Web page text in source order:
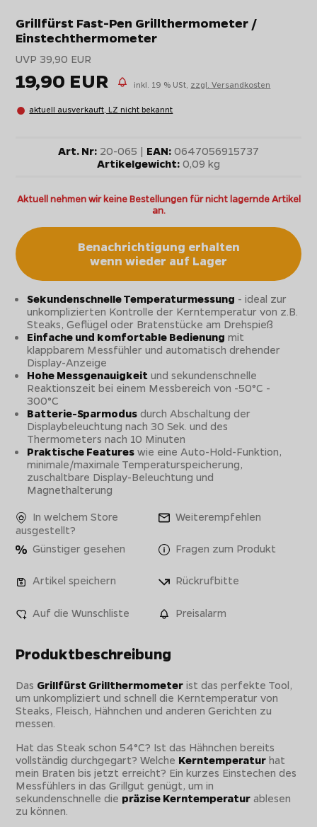
Grillfürst Fast-Pen Grillthermometer /
Einstechthermometer
UVP 39,90 EUR
19,90 EUR inkl. 19 % USt, zzgl. Versandkosten
aktuell ausverkauft, LZ nicht bekannt
Art. Nr: 20-065 | EAN: 0647056915737
Artikelgewicht: 0,09 kg
Aktuell nehmen wir keine Bestellungen für nicht lagernde Artikel
an.
Benachrichtigung erhalten
wenn wieder auf Lager
Sekundenschnelle Temperaturmessung - ideal zur
unkomplizierten Kontrolle der Kerntemperatur von z.B.
Steaks, Geflügel oder Bratenstücke am Drehspieß
Einfache und komfortable Bedienung mit
klappbarem Messfühler und automatisch drehender
Display-Anzeige
Hohe Messgenauigkeit und sekundenschnelle
Reaktionszeit bei einem Messbereich von -50°C -
300°C
Batterie-Sparmodus durch Abschaltung der
Displaybeleuchtung nach 30 Sek. und des
Thermometers nach 10 Minuten
Praktische Features wie eine Auto-Hold-Funktion,
minimale/maximale Temperaturspeicherung,
zuschaltbare Display-Beleuchtung und
Magnethalterung
In welchem Store
ausgestellt?
Weiterempfehlen
Günstiger gesehen Fragen zum Produkt
Artikel speichern Rückrufbitte
Auf die Wunschliste Preisalarm
Produktbeschreibung
Das Grillfürst Grillthermometer ist das perfekte Tool,
um unkompliziert und schnell die Kerntemperatur von
Steaks, Fleisch, Hähnchen und anderen Gerichten zu
messen.
Hat das Steak schon 54°C? Ist das Hähnchen bereits
vollständig durchgegart? Welche Kerntemperatur hat
mein Braten bis jetzt erreicht? Ein kurzes Einstechen des
Messfühlers in das Grillgut genügt, um in
sekundenschnelle die präzise Kerntemperatur ablesen
zu können.